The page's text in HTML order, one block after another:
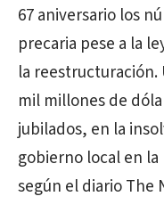
67 aniversario los
precaria pese a la
la reestructuración.
mil millones de
jubilados, en la
gobierno local en
según el diario The